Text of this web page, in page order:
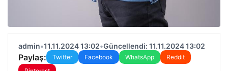
admin•11.11.2024 13:02•Güncellendi: 11.11.2024 13:02
Paylaş: Twitter Facebook WhatsApp
Reddit